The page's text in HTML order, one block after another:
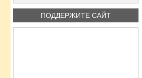
ПОДДЕРЖИТЕ САЙТ